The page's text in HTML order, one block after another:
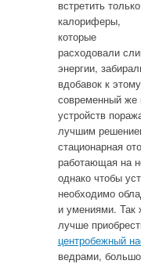
встретить только
калориферы,
которые
расходовали
энергии,
вдобавок к
современный же
устройств
лучшим
стационарная
работающая на
однако чтобы
необходимо
и умениями. Так
лучше
центробежный
ведрами,